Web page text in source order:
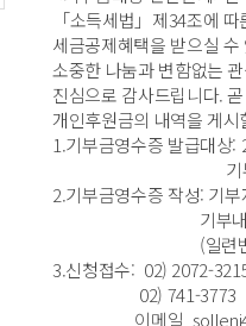
「소득세법」제34조에
세금공제혜택을 받으실 수
소중한 나눔과 변함없는
진심으로 감사드립니다.
개인후원금의 내역을 게시
1.기부금영수증 발급대상
기부자정보가 정
2.기부금영수증 작성: 기
기부내용란에는
(일련번호, 기부금
3.신청접수: 02) 2072-
02) 741-3773
이메일